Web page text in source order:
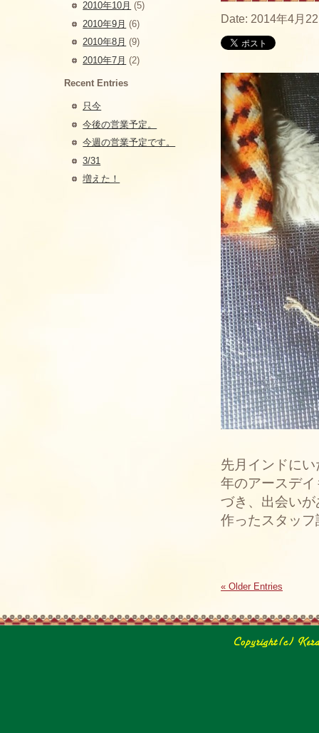
Date: 2014年4月
先月インドに
年のアースデ
づき、出会い
作ったスタッ
« Older Entries
2010年10月 (5)
2010年9月 (6)
2010年8月 (9)
2010年7月 (2)
Recent Entries
只今
今後の営業予定。
今週の営業予定です。
3/31
増えた！